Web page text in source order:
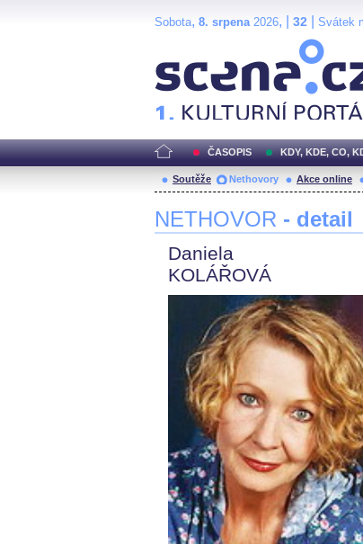
Sobota, 8. srpena2026, | 32 Svátek
ČASOPIS KDY, KDE, CO,
Soutěže Nethovory Akce online
NETHOVOR - detail
Daniela
KOLÁŘOVÁ